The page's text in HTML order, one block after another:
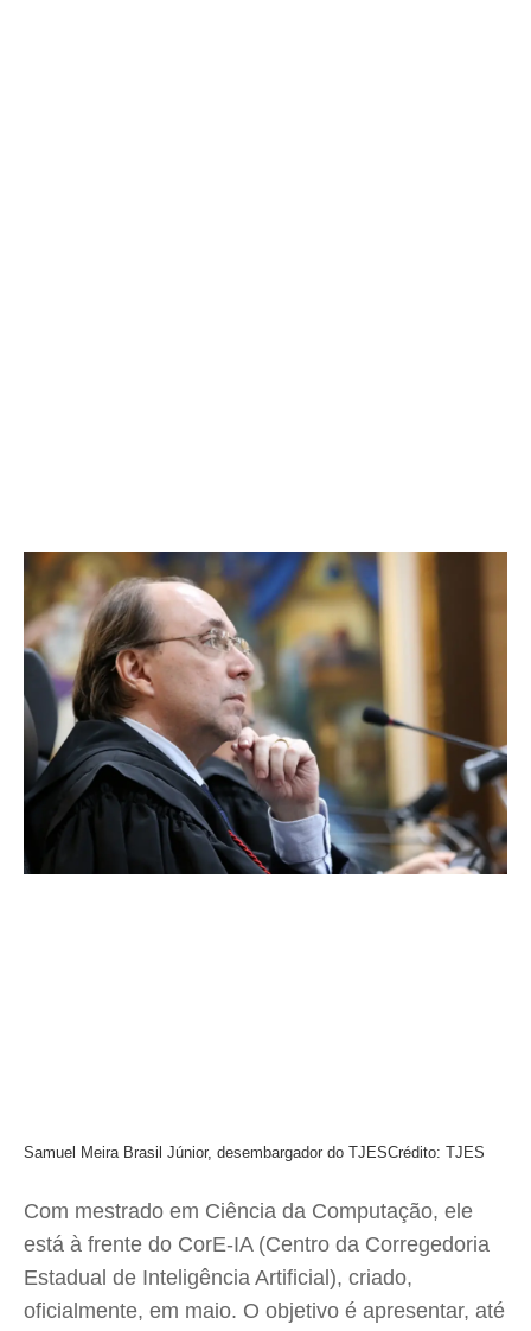
Samuel Meira Brasil Júnior, desembargador do TJESCrédito: TJES
Com mestrado em Ciência da Computação, ele
está à frente do CorE-IA (Centro da Corregedoria
Estadual de Inteligência Artificial), criado,
oficialmente, em maio. O objetivo é apresentar, até